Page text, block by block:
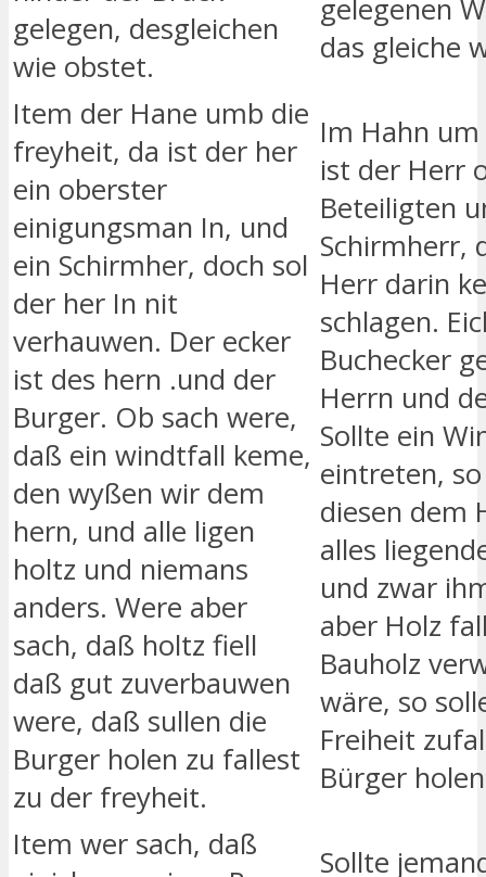
gelegen, desgleichen
wie obstet.
gelegenen
das gleiche
Item der Hane umb die
freyheit, da ist der her
ein oberster
einigungsman In, und
ein Schirmher, doch sol
der her In nit
verhauwen. Der ecker
ist des hern .und der
Burger. Ob sach were,
daß ein windtfall keme,
den wyßen wir dem
hern, und alle ligen
holtz und niemans
anders. Were aber
sach, daß holtz fiell
daß gut zuverbauwen
were, daß sullen die
Burger holen zu fallest
zu der freyheit.
Im Hahn
ist der Herr
Beteiligten
Schirmherr,
Herr darin
schlagen.
Buchecker
Herrn und
Sollte ein
eintreten,
diesen dem
alles
und zwar
aber Holz
Bauholz
wäre, so
Freiheit
Bürger
Item wer sach, daß
Sollte